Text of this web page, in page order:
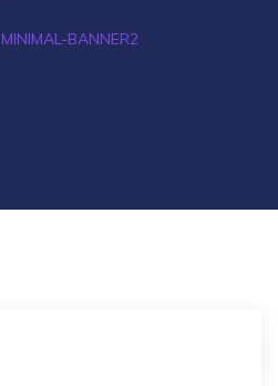
MINIMAL-BANNER2